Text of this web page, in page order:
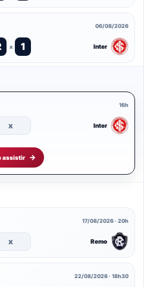
06/08/2026
x 1 Inter
16h
x Inter
assistir
17/08/2026 · 20h
x Remo
22/08/2026 · 18h30